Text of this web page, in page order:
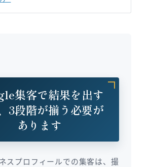
集客で結果を出す
3段階が揃う必要が
あります
スプロフィールでの集客は、撮